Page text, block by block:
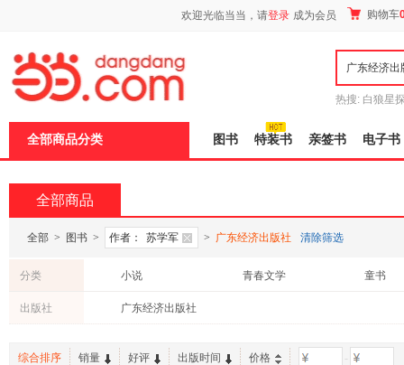
欢迎光临当当，请登录 成为会员 购物车
热搜: 白狼星
全部商品分类 图书 特装书 亲签书 电子书
全部商品
全部 > 图书 > 作者： 苏学军 > 广东经济出版社 清除筛选
分类 小说 青春文学 童书
出版社 广东经济出版社
综合排序 销量 好评 出版时间 价格 -
页
加